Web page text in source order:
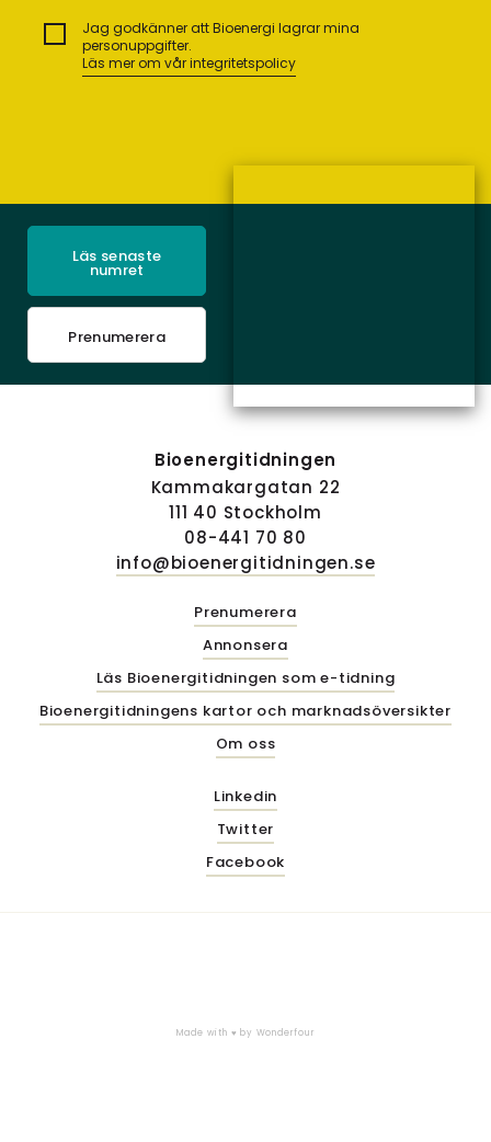
Jag godkänner att Bioenergi lagrar mina
personuppgifter.
Läs mer om vår integritetspolicy
Läs senaste
numret
Prenumerera
Bioenergitidningen
Kammakargatan 22
111 40 Stockholm
08-441 70 80
info@bioenergitidningen.se
Prenumerera
Annonsera
Läs Bioenergitidningen som e-tidning
Bioenergitidningens kartor och marknadsöversikter
Om oss
Linkedin
Twitter
Facebook
Made with ♥ by Wonderfour